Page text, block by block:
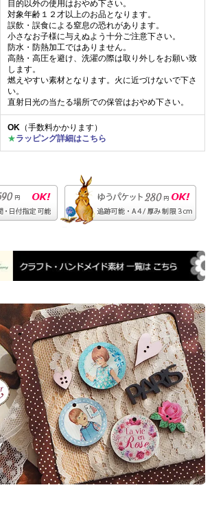
目的以外の使用はおやめ下さい。
対象年齢１２才以上のお品となります。
誤飲・誤食による窒息の恐れがあります。
小さなお子様に与えぬよう十分ご注意下さい。
防水・防熱加工ではありません。
高熱・高圧を避け、洗濯の際は取り外しをお願い致
します。
燃えやすい素材となります。火に近づけないで下さ
い。
直射日光の当たる場所での保管はおやめ下さい。
OK （手数料かかります）
★ラッピング詳細はこちら